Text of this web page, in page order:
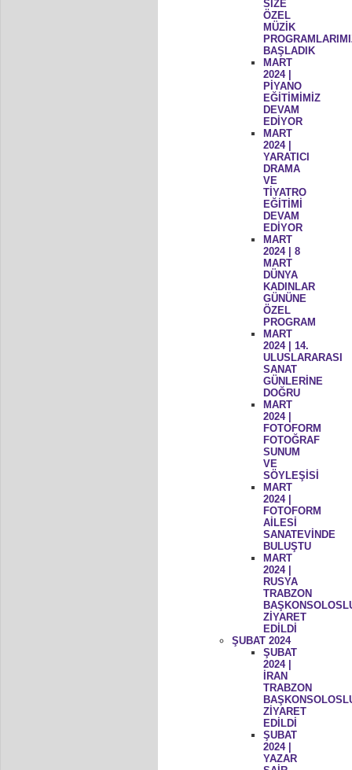
SİZE
ÖZEL
MÜZİK
BAŞLADIK
MART
2024 |
PİYANO
EĞİTİMİMİZ
DEVAM
EDİYOR
MART
2024 |
YARATICI
DRAMA
VE
TİYATRO
EĞİTİMİ
DEVAM
EDİYOR
MART
2024 | 8
MART
DÜNYA
KADINLAR
GÜNÜNE
ÖZEL
PROGRAM
MART
2024 | 14.
ULUSLARARASI
SANAT
GÜNLERİNE
DOĞRU
MART
2024 |
FOTOFORM
FOTOĞRAF
SUNUM
VE
SÖYLEŞİSİ
MART
2024 |
FOTOFORM
AİLESİ
SANATEVİNDE
BULUŞTU
MART
2024 |
RUSYA
TRABZON
ZİYARET
EDİLDİ
ŞUBAT 2024
ŞUBAT
2024 |
İRAN
TRABZON
ZİYARET
EDİLDİ
ŞUBAT
2024 |
YAZAR